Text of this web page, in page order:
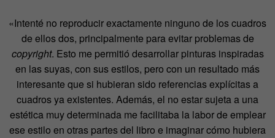
«Intenté no reproducir exactamente ninguno de los cuadros
de ellos dos, principalmente para evitar problemas de
copyright. Esto me permitió desarrollar pinturas inspiradas
en las suyas, con sus estilos, pero con un resultado más
interesante que si hubieran sido referencias explícitas a
cuadros ya existentes. Además, el no estar sujeta a una
estética muy determinada me facilitaba la labor de emplear
ese estilo en otras partes del libro e imaginar cómo hubiera